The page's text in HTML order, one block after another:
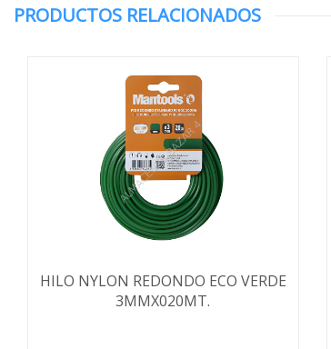
PRODUCTOS RELACIONADOS
HILO NYLON REDONDO ECO VERDE
3MMX020MT.